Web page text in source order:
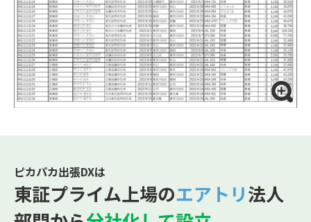
ピカパカ出張DXは
東証プライム上場のエアトリ法人